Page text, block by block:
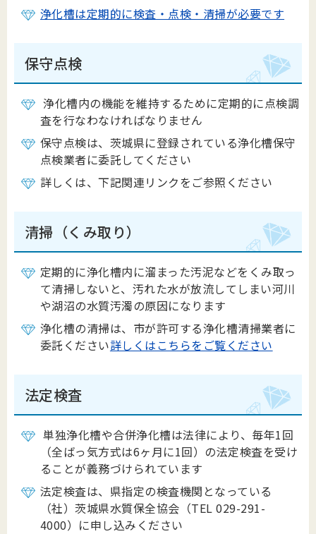
浄化槽は定期的に検査・点検・清掃が必要です
保守点検
浄化槽内の機能を維持するために定期的に点検調
査を行なわなければなりません
保守点検は、茨城県に登録されている浄化槽保守
点検業者に委託してください
詳しくは、下記関連リンクをご参照ください
清掃（くみ取り）
定期的に浄化槽内に溜まった汚泥などをくみ取っ
て清掃しないと、汚れた水が放流してしまい河川
や湖沼の水質汚濁の原因になります
浄化槽の清掃は、市が許可する浄化槽清掃業者に
委託ください詳しくはこちらをご覧ください
法定検査
単独浄化槽や合併浄化槽は法律により、毎年1回
（全ばっ気方式は6ヶ月に1回）の法定検査を受け
ることが義務づけられています
法定検査は、県指定の検査機関となっている
（社）茨城県水質保全協会（TEL 029-291-
4000）に申し込みください